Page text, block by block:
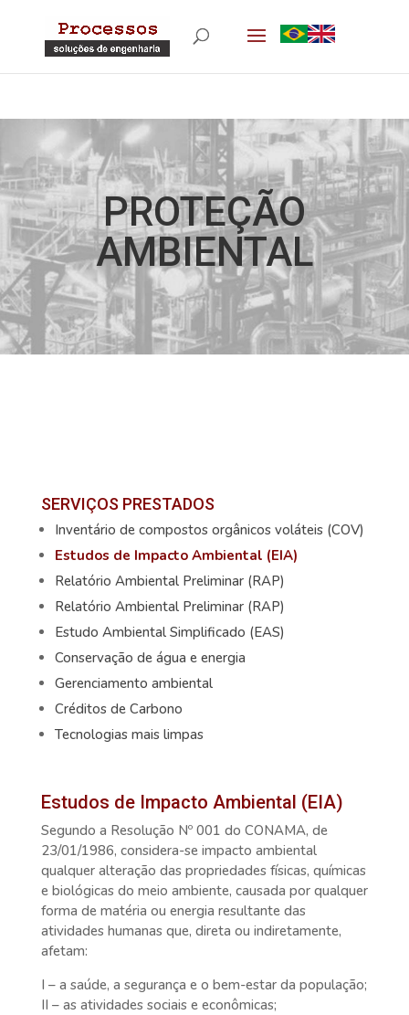
PROTEÇÃO
AMBIENTAL
SERVIÇOS PRESTADOS
Inventário de compostos orgânicos voláteis (COV)
Estudos de Impacto Ambiental (EIA)
Relatório Ambiental Preliminar (RAP)
Relatório Ambiental Preliminar (RAP)
Estudo Ambiental Simplificado (EAS)
Conservação de água e energia
Gerenciamento ambiental
Créditos de Carbono
Tecnologias mais limpas
Estudos de Impacto Ambiental (EIA)
Segundo a Resolução Nº 001 do CONAMA, de
23/01/1986, considera-se impacto ambiental
qualquer alteração das propriedades físicas, químicas
e biológicas do meio ambiente, causada por qualquer
forma de matéria ou energia resultante das
atividades humanas que, direta ou indiretamente,
afetam:
I – a saúde, a segurança e o bem-estar da população;
II – as atividades sociais e econômicas;